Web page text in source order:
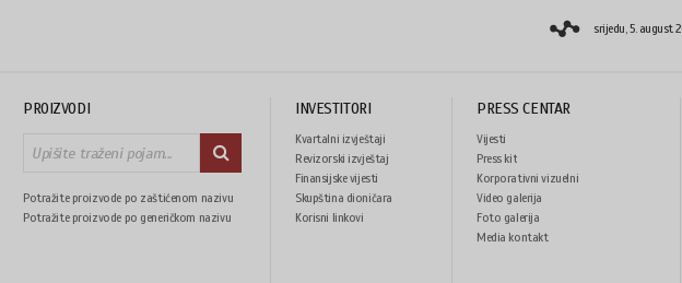
srijedu, 5. august
PROIZVODI
Potražite proizvode po zaštićenom nazivu
Potražite proizvode po generičkom nazivu
INVESTITORI
Kvartalni izvještaji
Revizorski izvještaj
Finansijske vijesti
Skupština dioničara
Korisni linkovi
PRESS CENTAR
Vijesti
Press kit
Korporativni vizuelni
identitet
Video galerija
Foto galerija
Media kontakt